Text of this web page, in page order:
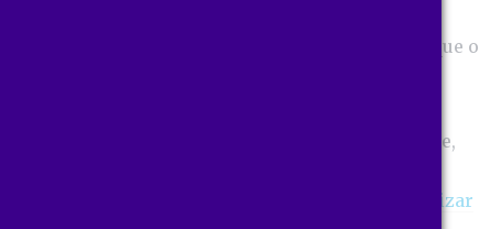
posicionamento de produto, estratégia de
empresas que atuam no mesmo segmento que o
secundárias que podem ser úteis nessa frente,
de mercado quantitativa para ter dados em
vai encontrar algumas
dicas práticas para realizar